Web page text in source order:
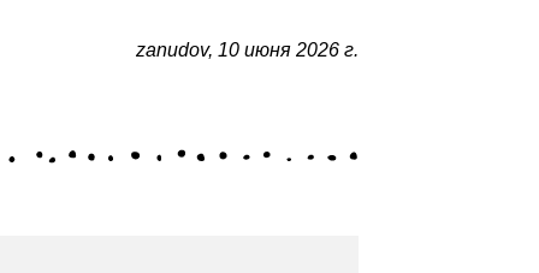
zanudov, 10 июня 2026 г.